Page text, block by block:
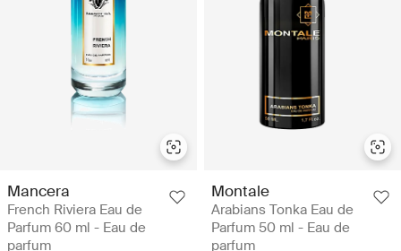
Mancera
French Riviera Eau de
Parfum 60 ml - Eau de
parfum
Montale
Arabians Tonka Eau de
Parfum 50 ml - Eau de
parfum